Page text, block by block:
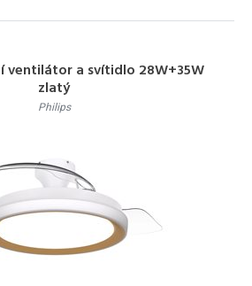
ventilátor a svítidlo 28W+35W
zlatý
Philips